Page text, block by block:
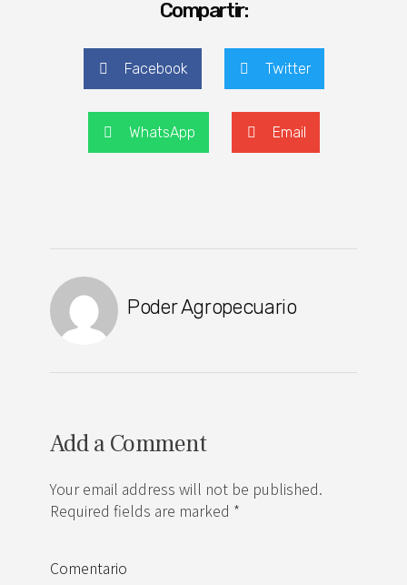
Compartir:
Facebook Twitter
WhatsApp Email
Poder Agropecuario
Add a Comment
Your email address will not be published.
Required fields are marked *
Comentario